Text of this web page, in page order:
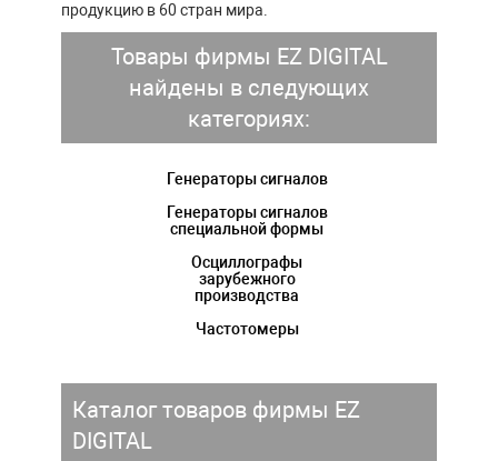
продукцию в 60 стран мира.
Товары фирмы EZ DIGITAL
найдены в следующих
категориях:
Генераторы сигналов
Генераторы сигналов
специальной формы
Осциллографы
зарубежного
производства
Частотомеры
Каталог товаров фирмы EZ
DIGITAL